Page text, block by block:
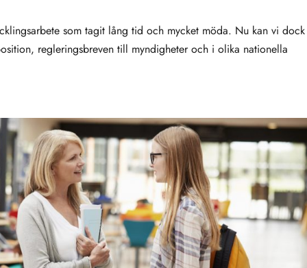
som tagit lång tid och mycket möda. Nu kan vi
regleringsbreven till myndigheter och i olika nationella